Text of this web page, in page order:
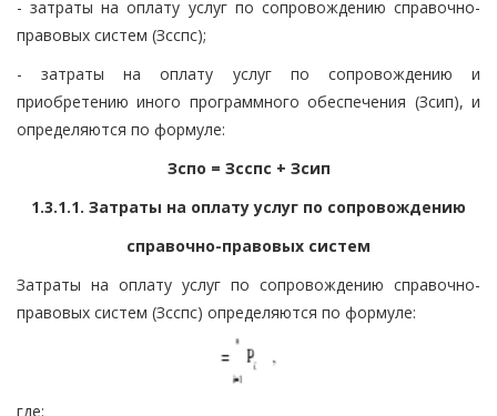
- затраты на оплату услуг по сопровождению справочно-
правовых систем (Зсспс);
- затраты на оплату услуг по сопровождению и
приобретению иного программного обеспечения (Зсип), и
определяются по формуле:
Зспо = Зсспс + Зсип
1.3.1.1. Затраты на оплату услуг по сопровождению
справочно-правовых систем
Затраты на оплату услуг по сопровождению справочно-
правовых систем (Зсспс) определяются по формуле:
где: